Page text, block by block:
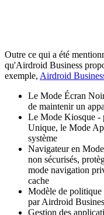
Outre ce qui a été
qu'Airdroid Business
exemple, Airdroid
Le Mode Écran
de maintenir un
Le Mode Kiosque -
Unique, le Mode
système
Navigateur en
non sécurisés,
mode navigation
cache
Modèle de politique
par Airdroid
Gestion des